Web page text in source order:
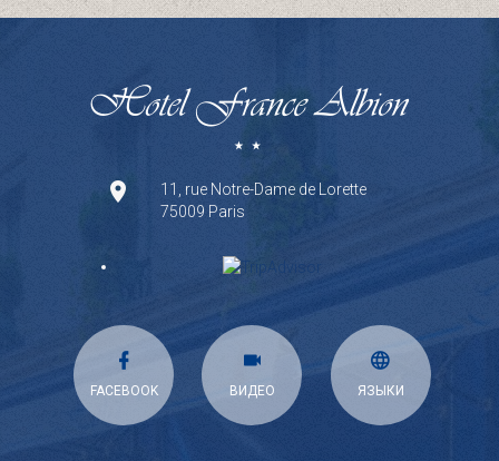
11, rue Notre-Dame de Lorette
75009 Paris
FACEBOOK ВИДЕО ЯЗЫКИ